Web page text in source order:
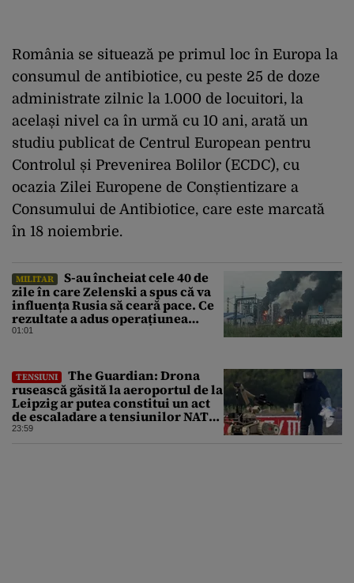
România se situează pe primul loc în Europa la
consumul de antibiotice, cu peste 25 de doze
administrate zilnic la 1.000 de locuitori, la
același nivel ca în urmă cu 10 ani, arată un
studiu publicat de Centrul European pentru
Controlul și Prevenirea Bolilor (ECDC), cu
ocazia Zilei Europene de Conștientizare a
Consumului de Antibiotice, care este marcată
în 18 noiembrie.
MILITAR
S-au încheiat cele 40 de
zile în care Zelenski a spus că va
influența Rusia să ceară pace. Ce
rezultate a adus operațiunea
Kievului
01:01
TENSIUNI
The Guardian: Drona
rusească găsită la aeroportul de la
Leipzig ar putea constitui un act
de escaladare a tensiunilor NATO-
Rusia
23:59